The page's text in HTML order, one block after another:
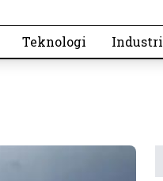
Teknologi Industri